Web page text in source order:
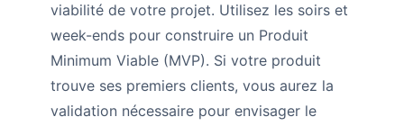
viabilité de votre projet. Utilisez les soirs et
week-ends pour construire un Produit
Minimum Viable (MVP). Si votre produit
trouve ses premiers clients, vous aurez la
validation nécessaire pour envisager le